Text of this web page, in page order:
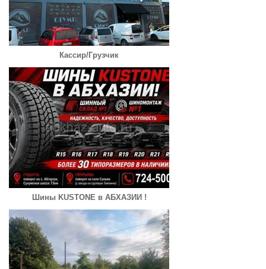
Кассир/Грузчик
Шины KUSTONE в АБХАЗИИ !